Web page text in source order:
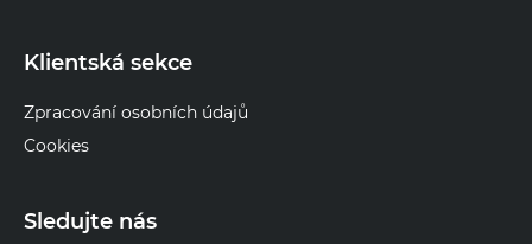
Klientská sekce
Zpracování osobních údajů
Cookies
Sledujte nás